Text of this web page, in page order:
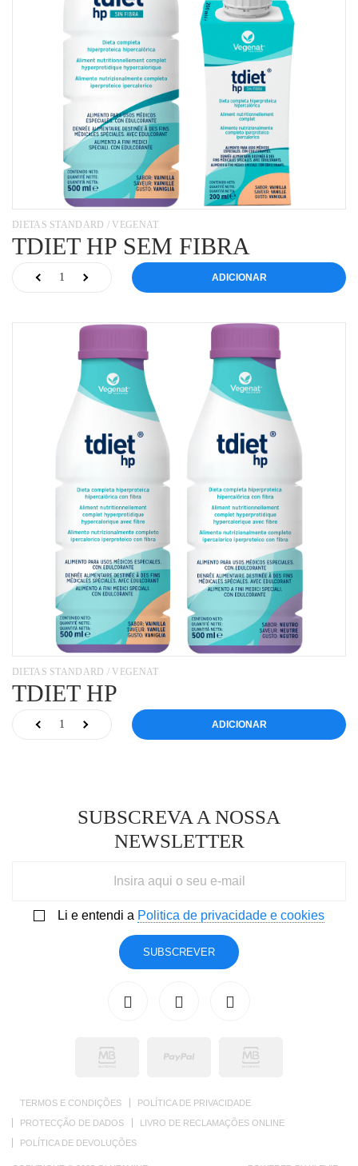
DIETAS STANDARD / VEGENAT
TDIET HP SEM FIBRA
ADICIONAR
DIETAS STANDARD / VEGENAT
TDIET HP
ADICIONAR
SUBSCREVA A NOSSA
NEWSLETTER
Li e entendi a Politica de privacidade e cookies
SUBSCREVER
TERMOS E CONDIÇÕES POLÍTICA DE PRIVACIDADE
PROTECÇÃO DE DADOS LIVRO DE RECLAMAÇÕES ONLINE
POLÍTICA DE DEVOLUÇÕES